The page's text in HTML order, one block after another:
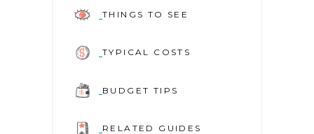
THINGS TO SEE
TYPICAL COSTS
BUDGET TIPS
RELATED GUIDES